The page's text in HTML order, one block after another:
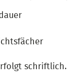
schriftlich.